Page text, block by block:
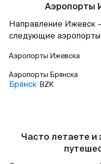
Аэропорты
Направление Ижевск
следующие аэропорты
Аэропорты Ижевска
Аэропорты Брянска
Брянск BZK
Часто летаете и